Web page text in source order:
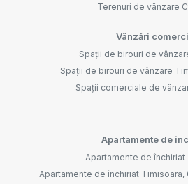
Terenuri de vânzare
Vânzări
Spații de birouri de
Spații de birouri de vânzare
Spații comerciale de
Apartamente de
Apartamente de închiriat
Apartamente de închiriat